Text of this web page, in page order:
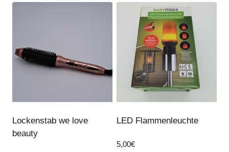
Lockenstab we love
beauty
LED Flammenleuchte
5,00€